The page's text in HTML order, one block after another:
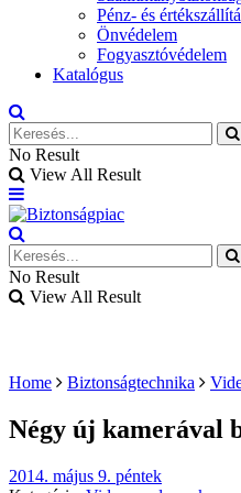
Pénz- és
Önvédelem
Fogyasztóvédelem
Katalógus
No Result
View All Result
No Result
View All Result
Home Biztonságtechnika
Négy új kamerával
2014. május 9. péntek